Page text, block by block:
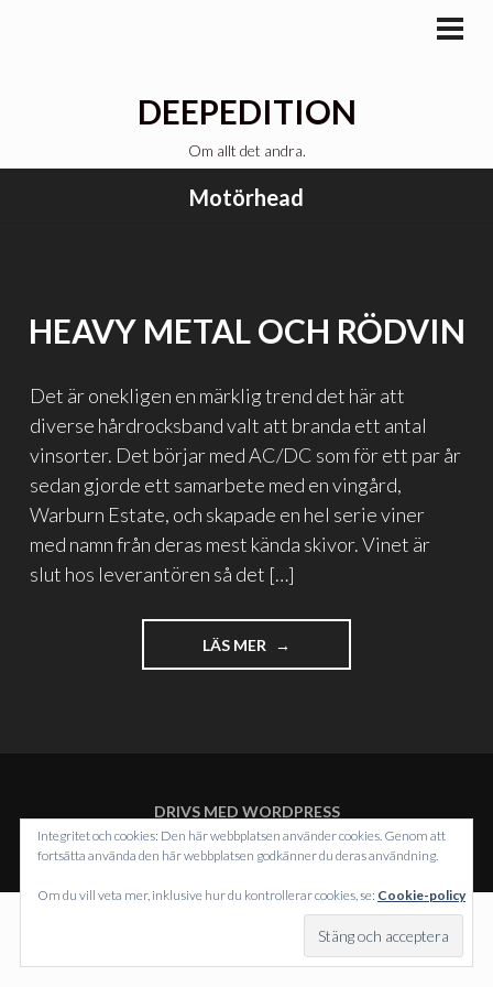
DEEPEDITION
Om allt det andra.
Motörhead
HEAVY METAL OCH RÖDVIN
Det är onekligen en märklig trend det här att
diverse hårdrocksband valt att branda ett antal
vinsorter. Det börjar med AC/DC som för ett par år
sedan gjorde ett samarbete med en vingård,
Warburn Estate, och skapade en hel serie viner
med namn från deras mest kända skivor. Vinet är
slut hos leverantören så det […]
LÄS MER
"HEAVY
METAL
DRIVS MED WORDPRESS
TEMA: INTERGALACTIC AVWORDPRESS.COM.
Integritet och cookies: Den här webbplatsen använder cookies. Genom att
fortsätta använda den här webbplatsen godkänner du deras användning.
Om du vill veta mer, inklusive hur du kontrollerar cookies, se: Cookie-policy